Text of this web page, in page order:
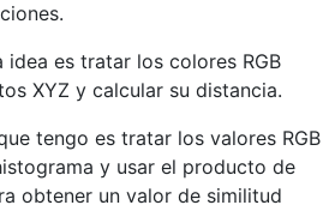
idea es tratar los colores RGB
XYZ y calcular su distancia.
tengo es tratar los valores RGB
y usar el producto de
obtener un valor de similitud